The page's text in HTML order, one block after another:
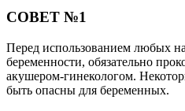
СОВЕТ №1
Перед использованием любых
беременности, обязательно
акушером-гинекологом.
быть опасны для беременных.